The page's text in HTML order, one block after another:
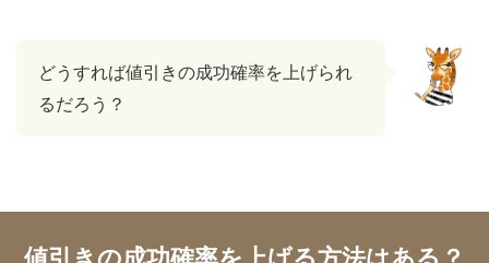
どうすれば値引きの成功確率を上げられ
るだろう？